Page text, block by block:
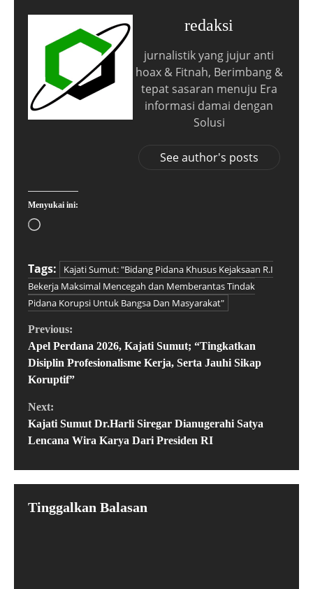
redaksi
jurnalistik yang jujur anti
hoax & Fitnah, Berimbang &
tepat sasaran menuju Era
informasi damai dengan
Solusi
See author's posts
Menyukai ini:
Tags:
Kajati Sumut: "Bidang Pidana Khusus Kejaksaan R.I
Bekerja Maksimal Mencegah dan Memberantas Tindak
Pidana Korupsi Untuk Bangsa Dan Masyarakat"
Previous:
Apel Perdana 2026, Kajati Sumut; “Tingkatkan
Disiplin Profesionalisme Kerja, Serta Jauhi Sikap
Koruptif”
Next:
Kajati Sumut Dr.Harli Siregar Dianugerahi Satya
Lencana Wira Karya Dari Presiden RI
Tinggalkan Balasan